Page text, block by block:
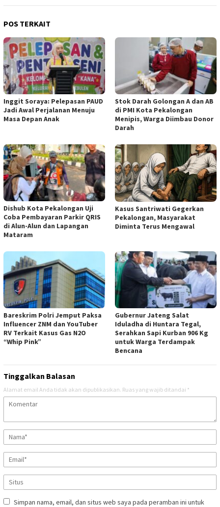
POS TERKAIT
Inggit Soraya: Pelepasan PAUD
Jadi Awal Perjalanan Menuju
Masa Depan Anak
Stok Darah Golongan A dan AB
di PMI Kota Pekalongan
Menipis, Warga Diimbau Donor
Darah
Dishub Kota Pekalongan Uji
Coba Pembayaran Parkir QRIS
di Alun-Alun dan Lapangan
Mataram
Kasus Santriwati Gegerkan
Pekalongan, Masyarakat
Diminta Terus Mengawal
Bareskrim Polri Jemput Paksa
Influencer ZNM dan YouTuber
RV Terkait Kasus Gas N2O
“Whip Pink”
Gubernur Jateng Salat
Iduladha di Huntara Tegal,
Serahkan Sapi Kurban 906 Kg
untuk Warga Terdampak
Bencana
Tinggalkan Balasan
Alamat email Anda tidak akan dipublikasikan. Ruas yang wajib ditandai *
Simpan nama, email, dan situs web saya pada peramban ini untuk